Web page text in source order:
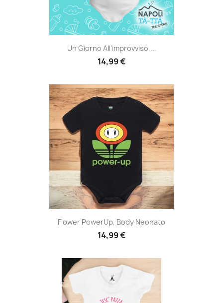
Un Giorno All'improvviso,...
14,99 €
Flower PowerUp, Body Neonato
14,99 €